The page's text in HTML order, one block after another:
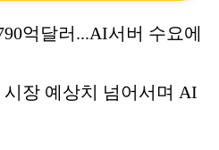
억달러...AI서버 수요에
장 예상치 넘어서며 AI